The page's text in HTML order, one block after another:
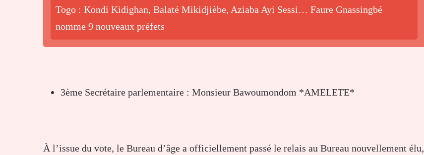
Togo : Kondi Kidighan, Balaté Mikidjièbe, Aziaba Ayi Sessi… Faure Gnassingbé
nomme 9 nouveaux préfets
3ème Secrétaire parlementaire : Monsieur Bawoumondom *AMELETE*
À l’issue du vote, le Bureau d’âge a officiellement passé le relais au Bureau nouvellement élu,